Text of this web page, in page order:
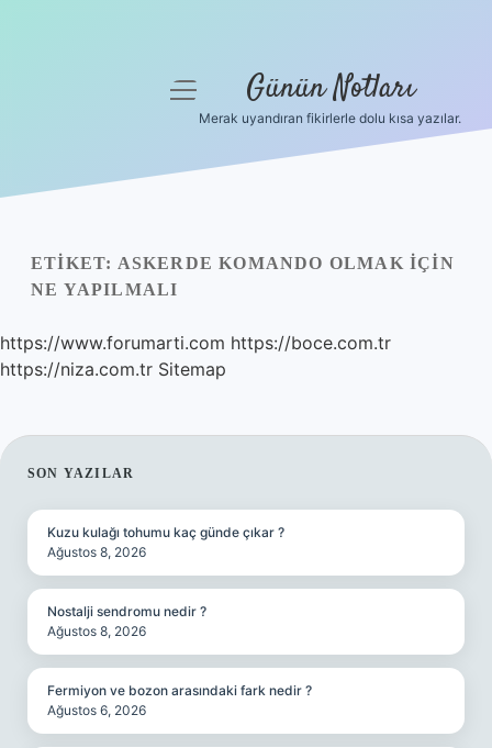
Yasal Uyarı
menüyü
Günün Notları
Merak uyandıran fikirlerle dolu kısa yazılar.
ETIKET: ASKERDE KOMANDO OLMAK IÇIN
NE YAPILMALI
https://www.forumarti.com https://boce.com.tr
https://niza.com.tr Sitemap
SIDEBAR
SON YAZILAR
Kuzu kulağı tohumu kaç günde çıkar ?
Ağustos 8, 2026
Nostalji sendromu nedir ?
Ağustos 8, 2026
Fermiyon ve bozon arasındaki fark nedir ?
Ağustos 6, 2026